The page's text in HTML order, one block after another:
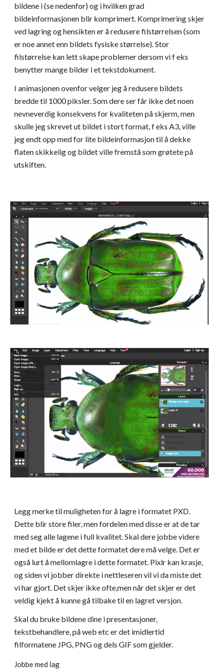
bildene i (se nedenfor) og i hvilken grad
bildeinformasjonen blir komprimert. Komprimering skjer
ved lagring og hensikten er å redusere filstørrelsen (som
er noe annet enn bildets fysiske størrelse). Stor
filstørrelse kan lett skape problemer dersom vi f eks
benytter mange bilder i et tekstdokument.
I animasjonen ovenfor velger jeg å redusere bildets
bredde til 1000 piksler. Som dere ser får ikke det noen
nevneverdig konsekvens for kvaliteten på skjerm, men
skulle jeg skrevet ut bildet i stort format, f eks A3, ville
jeg endt opp med for lite bildeinformasjon til å dekke
flaten skikkelig og bildet ville fremstå som grøtete på
utskiften.
Legg merke til muligheten for å lagre i formatet PXD.
Dette blir store filer, men fordelen med disse er at de tar
med seg alle lagene i full kvalitet. Skal dere jobbe videre
med et bilde er det dette formatet dere må velge. Det er
også lurt å mellomlagre i dette formatet. Pixlr kan krasje,
og siden vi jobber direkte i nettleseren vil vi da miste det
vi har gjort. Det skjer ikke ofte,men når det skjer er det
veldig kjekt å kunne gå tilbake til en lagret versjon.
Skal du bruke bildene dine i presentasjoner,
tekstbehandlere, på web etc er det imidlertid
filformatene JPG, PNG og dels GIF som gjelder.
Jobbe med lag